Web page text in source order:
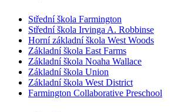
Střední škola Farmington
Střední škola Irvinga A. Robbinse
Horní základní škola West Woods
Základní škola East Farms
Základní škola Noaha Wallace
Základní škola Union
Základní škola West District
Farmington Collaborative Preschool